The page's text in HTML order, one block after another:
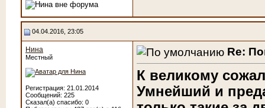
04.04.2016, 23:05
Нина
Местный
Регистрация: 21.01.2014
Сообщений: 225
Сказал(а) спасибо: 0
Re:
К великому
Умнейший и